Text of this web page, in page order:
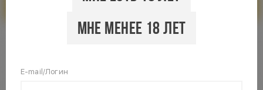
Мне менее 18 лет
E-mail/Логин